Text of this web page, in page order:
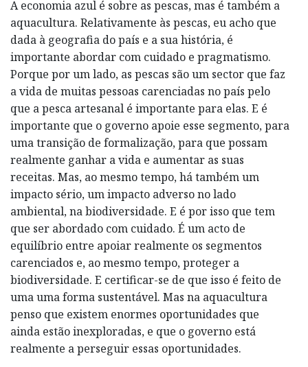
A economia azul é sobre as pescas, mas é também a
aquacultura. Relativamente às pescas, eu acho que
dada à geografia do país e a sua história, é
importante abordar com cuidado e pragmatismo.
Porque por um lado, as pescas são um sector que faz
a vida de muitas pessoas carenciadas no país pelo
que a pesca artesanal é importante para elas. E é
importante que o governo apoie esse segmento, para
uma transição de formalização, para que possam
realmente ganhar a vida e aumentar as suas
receitas. Mas, ao mesmo tempo, há também um
impacto sério, um impacto adverso no lado
ambiental, na biodiversidade. E é por isso que tem
que ser abordado com cuidado. É um acto de
equilíbrio entre apoiar realmente os segmentos
carenciados e, ao mesmo tempo, proteger a
biodiversidade. E certificar-se de que isso é feito de
uma uma forma sustentável. Mas na aquacultura
penso que existem enormes oportunidades que
ainda estão inexploradas, e que o governo está
realmente a perseguir essas oportunidades.